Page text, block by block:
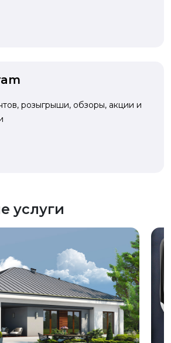
розыгрыши, обзоры, акции и
услуги